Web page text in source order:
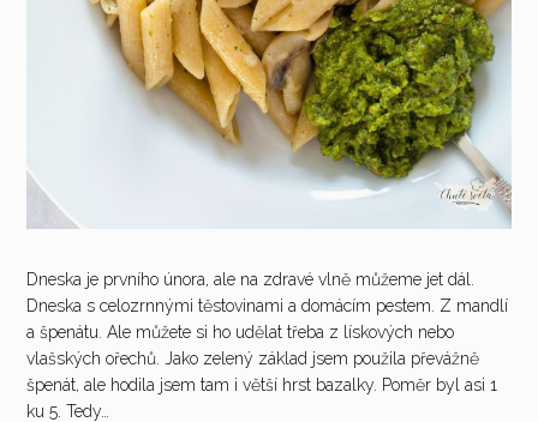
Dneska je prvního února, ale na zdravé vlně můžeme jet dál.
Dneska s celozrnnými těstovinami a domácím pestem. Z mandlí
a špenátu. Ale můžete si ho udělat třeba z lískových nebo
vlašských ořechů. Jako zelený základ jsem použila převážně
špenát, ale hodila jsem tam i větší hrst bazalky. Poměr byl asi 1
ku 5. Tedy…